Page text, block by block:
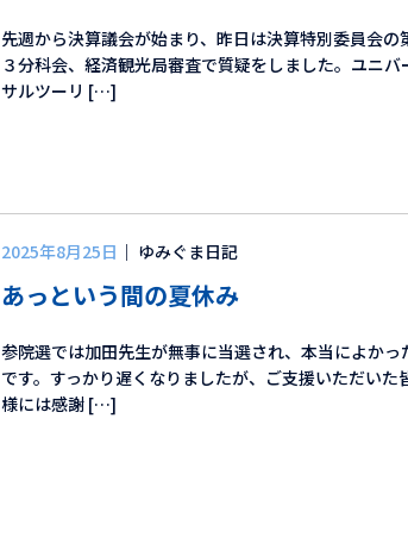
先週から決算議会が始まり、昨日は決算特別委員会の
３分科会、経済観光局審査で質疑をしました。ユニバ
サルツーリ […]
2025年8月25日 ｜ ゆみぐま日記
あっという間の夏休み
参院選では加田先生が無事に当選され、本当によかっ
です。すっかり遅くなりましたが、ご支援いただいた
様には感謝 […]